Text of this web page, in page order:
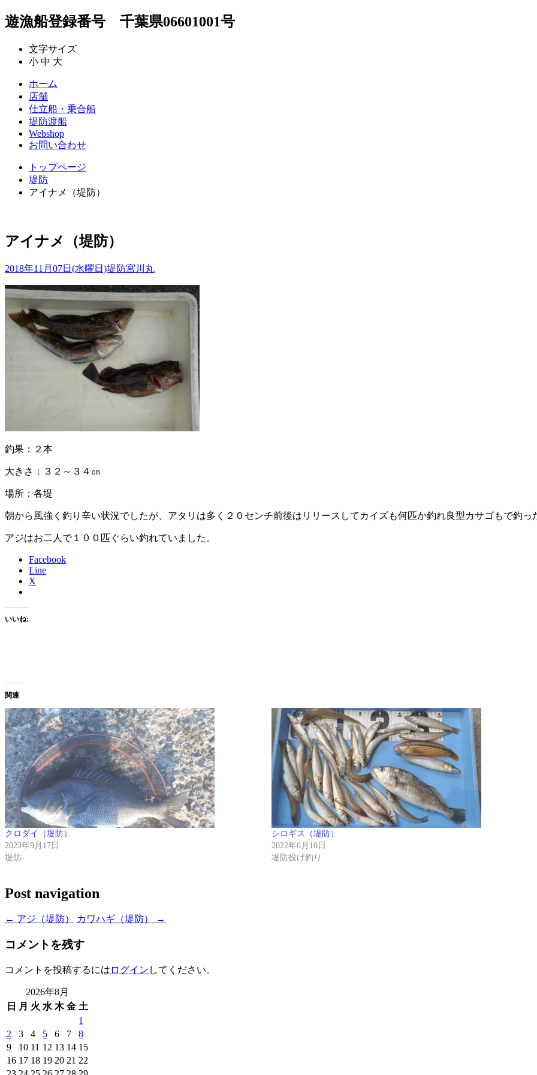
遊漁船登録番号 千葉県06601001号
文字サイズ
小 中 大
ホーム
店舗
仕立船・乗合船
堤防渡船
Webshop
お問い合わせ
トップページ
堤防
アイナメ（堤防）
アイナメ（堤防）
2018年11月07日(水曜日)堤防宮川丸
釣果：２本
大きさ：３２～３４㎝
場所：各堤
朝から風強く釣り辛い状況でしたが、アタリは多く２０センチ前後はリリースしてカイズも何匹か釣れ良型カサゴもで釣っ
アジはお二人で１００匹ぐらい釣れていました。
Facebook
Line
X
いいね:
関連
クロダイ（堤防）
2023年9月17日
堤防
シロギス（堤防）
2022年6月10日
堤防投げ釣り
Post navigation
← アジ（堤防） カワハギ（堤防） →
コメントを残す
コメントを投稿するには ログイン してください。
2026年8月
日
月 火 水 木 金 土
1
2
3 4 5 6 7
8
9
10 11 12 13 14 15
16 17 18 19 20 21 22